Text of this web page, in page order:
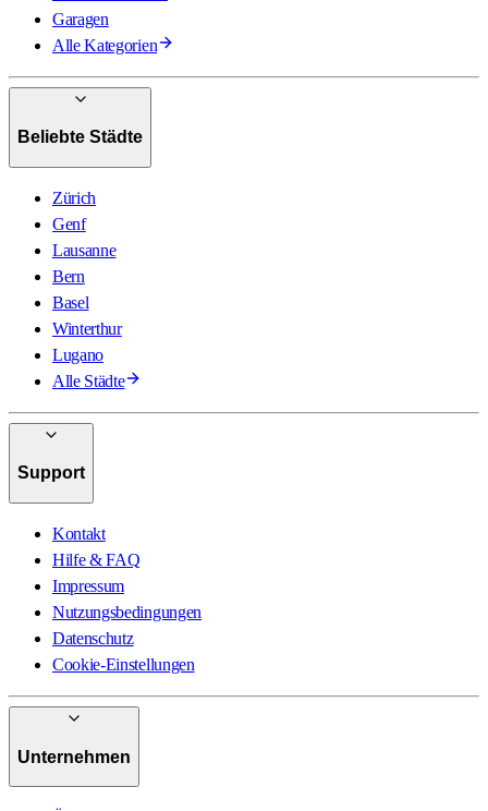
Garagen
Alle Kategorien
Beliebte Städte
Zürich
Genf
Lausanne
Bern
Basel
Winterthur
Lugano
Alle Städte
Support
Kontakt
Hilfe & FAQ
Impressum
Nutzungsbedingungen
Datenschutz
Cookie-Einstellungen
Unternehmen